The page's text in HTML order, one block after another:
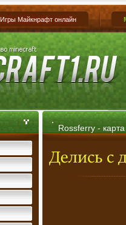
Игры Майкнрафт онлайн
Rossferry -